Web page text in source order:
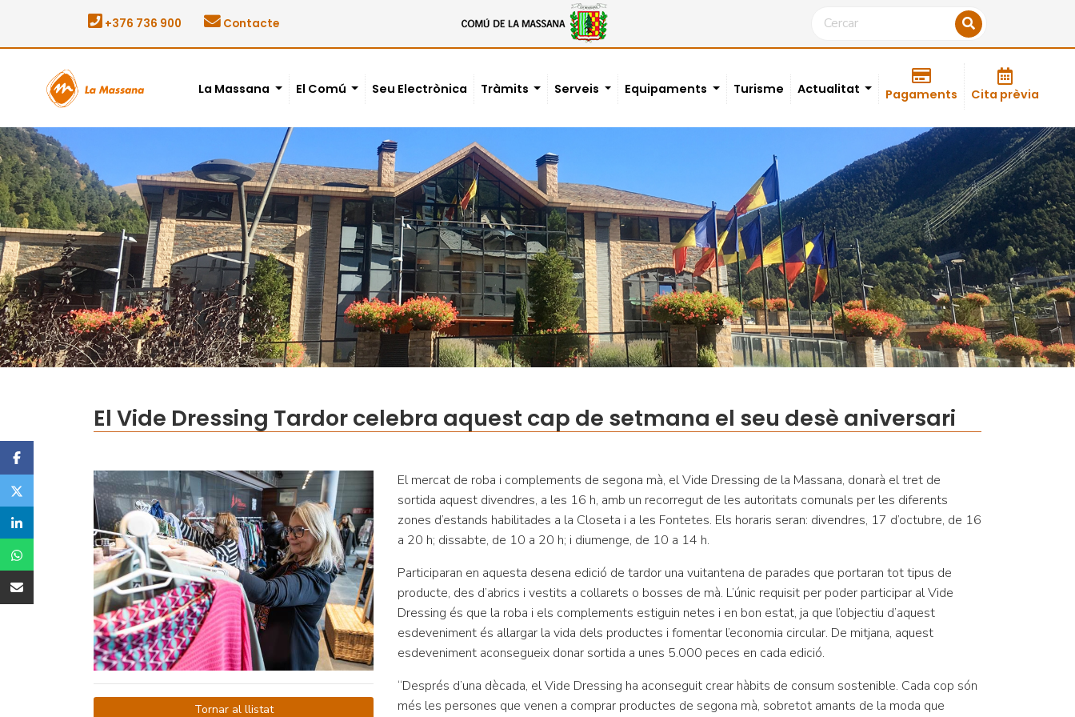
+376 736 900 Contacte
La Massana El Comú Seu Electrònica Tràmits Serveis Equipaments Turisme Actualitat Pagaments Cita prèvia
El Vide Dressing Tardor celebra aquest cap de setmana el seu desè aniversari
Tornar al llistat
El mercat de roba i complements de segona mà, el Vide Dressing de la Massana, donarà el tret de
sortida aquest divendres, a les 16 h, amb un recorregut de les autoritats comunals per les diferents
zones d’estands habilitades a la Closeta i a les Fontetes. Els horaris seran: divendres, 17 d’octubre, de 16
a 20 h; dissabte, de 10 a 20 h; i diumenge, de 10 a 14 h.
Participaran en aquesta desena edició de tardor una vuitantena de parades que portaran tot tipus de
producte, des d’abrics i vestits a collarets o bosses de mà. L’únic requisit per poder participar al Vide
Dressing és que la roba i els complements estiguin netes i en bon estat, ja que l’objectiu d’aquest
esdeveniment és allargar la vida dels productes i fomentar l’economia circular. De mitjana, aquest
esdeveniment aconsegueix donar sortida a unes 5.000 peces en cada edició.
“Després d’una dècada, el Vide Dressing ha aconseguit crear hàbits de consum sostenible. Cada cop són
més les persones que venen a comprar productes de segona mà, sobretot amants de la moda que